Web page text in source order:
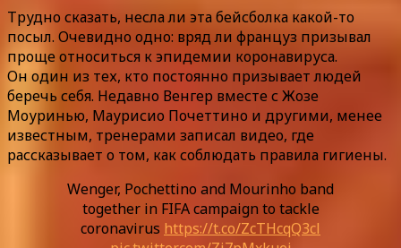
Трудно сказать, несла ли эта бейсболка какой-то
посыл. Очевидно одно: вряд ли француз призывал
проще относиться к эпидемии коронавируса.
Он один из тех, кто постоянно призывает людей
беречь себя. Недавно Венгер вместе с Жозе
Моуринью, Маурисио Почеттино и другими, менее
известным, тренерами записал видео, где
рассказывает о том, как соблюдать правила гигиены.
Wenger, Pochettino and Mourinho band
together in FIFA campaign to tackle
coronavirus https://t.co/ZcTHcqQ3cl